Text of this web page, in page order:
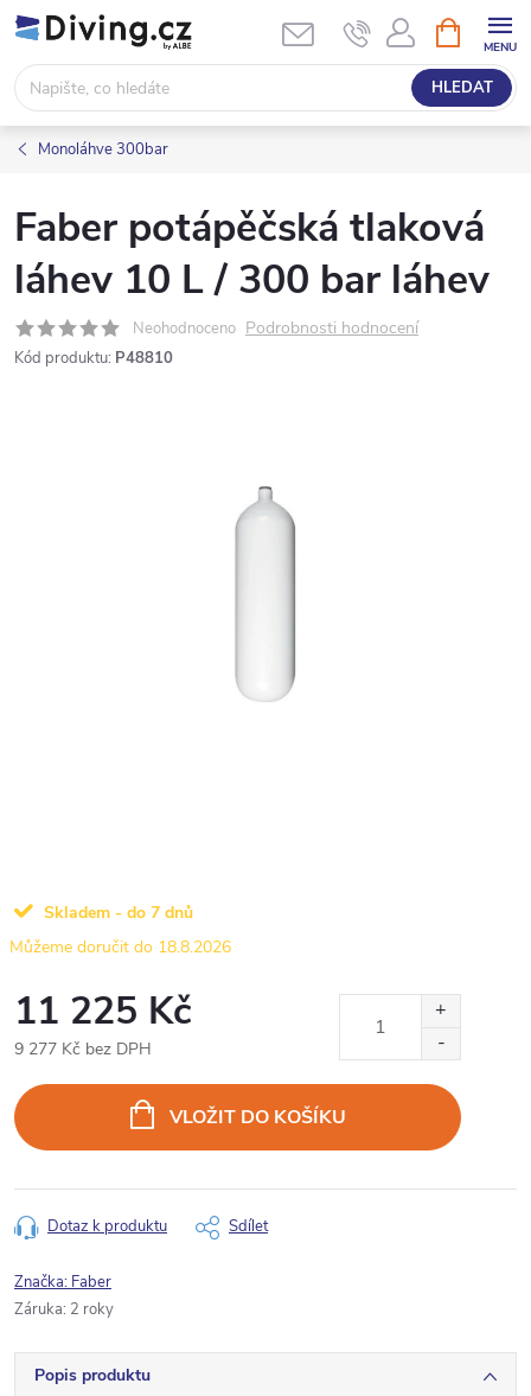
Přejít
na
obsah
HLEDAT
NÁKUPNÍ
KOŠÍK
Monoláhve 300bar
Faber potápěčská tlaková
láhev 10 L / 300 bar láhev
Neohodnoceno Podrobnosti hodnocení
Kód produktu: P48810
Skladem - do 7 dnů
18.8.2026
11 225 Kč
9 277 Kč bez DPH
cena:
VLOŽIT DO KOŠÍKU
Dotaz k produktu Sdílet
Značka: Faber
Záruka: 2 roky
Popis produktu